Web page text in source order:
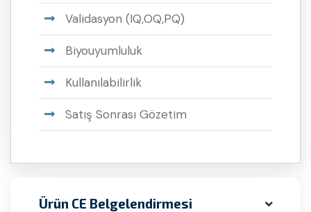
Validasyon (IQ,OQ,PQ)
Biyouyumluluk
Kullanılabilirlik
Satış Sonrası Gözetim
Ürün CE Belgelendirmesi